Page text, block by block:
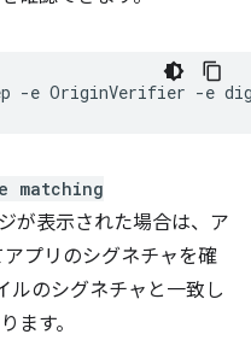
-e OriginVerifier -e
matching
が表示された場合は、ア
プリのシグネチャを確
ルのシグネチャと一致し
ます。